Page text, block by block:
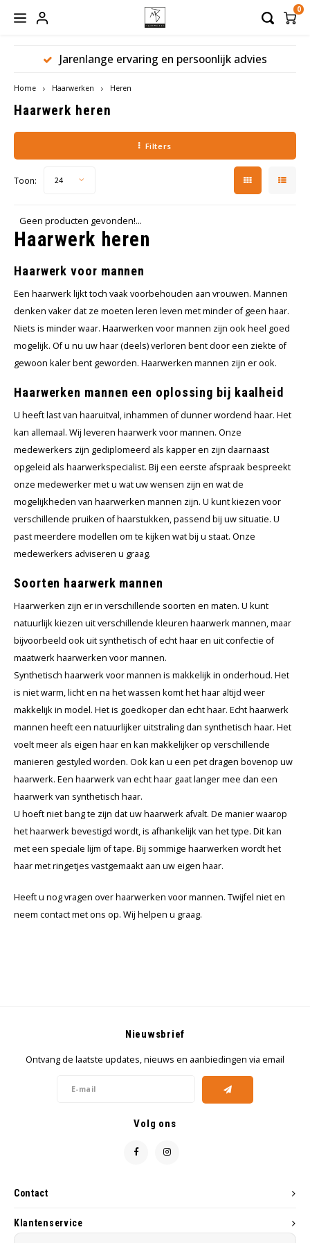
Hoofdmenu / haarwerken
Dames
Heren
Hoofdmenu / haaraanvullingen
Haarstukken
Toupetten
Pruiken
Hoofdmenu / hoofdbedekkingen
Hoofddoeken
Sjaals
Turbans
Hoofdmenu / verzorging
Shampoo
Balsem
Treatment
Hoofdmenu / werkmateriaal
Borstels
Clips
0
Jarenlange ervaring en persoonlijk advies
Home Haarwerken Heren
Haarwerk heren
Filters
Toon: 24
Geen producten gevonden!...
Haarwerk heren
Haarwerk voor mannen
Een haarwerk lijkt toch vaak voorbehouden aan vrouwen. Mannen
denken vaker dat ze moeten leren leven met minder of geen haar.
Niets is minder waar. Haarwerken voor mannen zijn ook heel goed
mogelijk. Of u nu uw haar (deels) verloren bent door een ziekte of
gewoon kaler bent geworden. Haarwerken mannen zijn er ook.
Haarwerken mannen een oplossing bij kaalheid
U heeft last van haaruitval, inhammen of dunner wordend haar. Het
kan allemaal. Wij leveren haarwerk voor mannen. Onze
medewerkers zijn gediplomeerd als kapper en zijn daarnaast
opgeleid als haarwerkspecialist. Bij een eerste afspraak bespreekt
onze medewerker met u wat uw wensen zijn en wat de
mogelijkheden van haarwerken mannen zijn. U kunt kiezen voor
verschillende pruiken of haarstukken, passend bij uw situatie. U
past meerdere modellen om te kijken wat bij u staat. Onze
medewerkers adviseren u graag.
Soorten haarwerk mannen
Haarwerken zijn er in verschillende soorten en maten. U kunt
natuurlijk kiezen uit verschillende kleuren haarwerk mannen, maar
bijvoorbeeld ook uit synthetisch of echt haar en uit confectie of
maatwerk haarwerken voor mannen.
Synthetisch haarwerk voor mannen is makkelijk in onderhoud. Het
is niet warm, licht en na het wassen komt het haar altijd weer
makkelijk in model. Het is goedkoper dan echt haar. Echt haarwerk
mannen heeft een natuurlijker uitstraling dan synthetisch haar. Het
voelt meer als eigen haar en kan makkelijker op verschillende
manieren gestyled worden. Ook kan u een pet dragen bovenop uw
haarwerk. Een haarwerk van echt haar gaat langer mee dan een
haarwerk van synthetisch haar.
U hoeft niet bang te zijn dat uw haarwerk afvalt. De manier waarop
het haarwerk bevestigd wordt, is afhankelijk van het type. Dit kan
met een speciale lijm of tape. Bij sommige haarwerken wordt het
haar met ringetjes vastgemaakt aan uw eigen haar.
Heeft u nog vragen over haarwerken voor mannen. Twijfel niet en
neem contact met ons op. Wij helpen u graag.
Contact
Nieuwsbrief
Ontvang de laatste updates, nieuws en aanbiedingen via email
Volg ons
Klantenservice